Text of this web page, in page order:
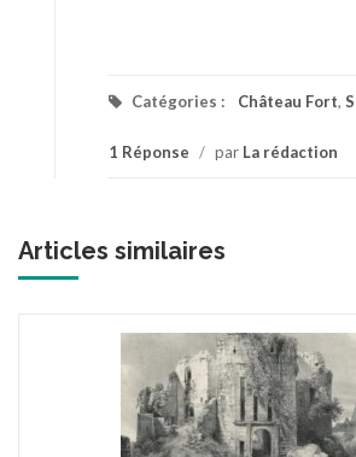
Catégories : Château Fort,
1 Réponse / par La rédaction
Articles similaires